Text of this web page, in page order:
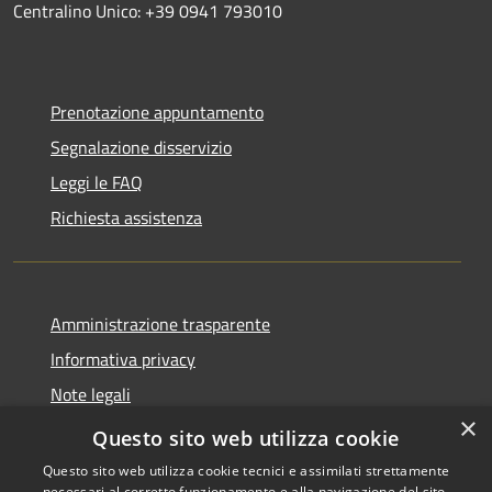
Centralino Unico: +39 0941 793010
Prenotazione appuntamento
Segnalazione disservizio
Leggi le FAQ
Richiesta assistenza
Amministrazione trasparente
Informativa privacy
Note legali
Dichiarazione di accessibilità
×
Questo sito web utilizza cookie
Questo sito web utilizza cookie tecnici e assimilati strettamente